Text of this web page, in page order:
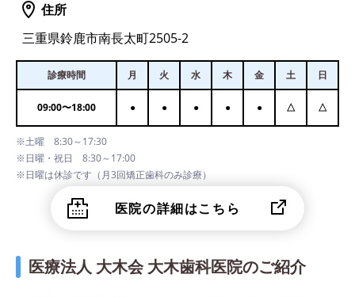
住所
三重県鈴鹿市南長太町2505-2
診療時間 月 火 水 木 金 土 日
09:00〜18:00 ● ● ● ● ● △ △
※土曜 8:30～17:30
※日曜・祝日 8:30～17:00
※日曜は休診です（月3回矯正歯科のみ診療）
医院の詳細はこちら
医療法人 大木会 大木歯科医院のご紹介